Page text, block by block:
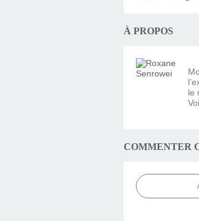
À PROPOS
le
COMMENTER